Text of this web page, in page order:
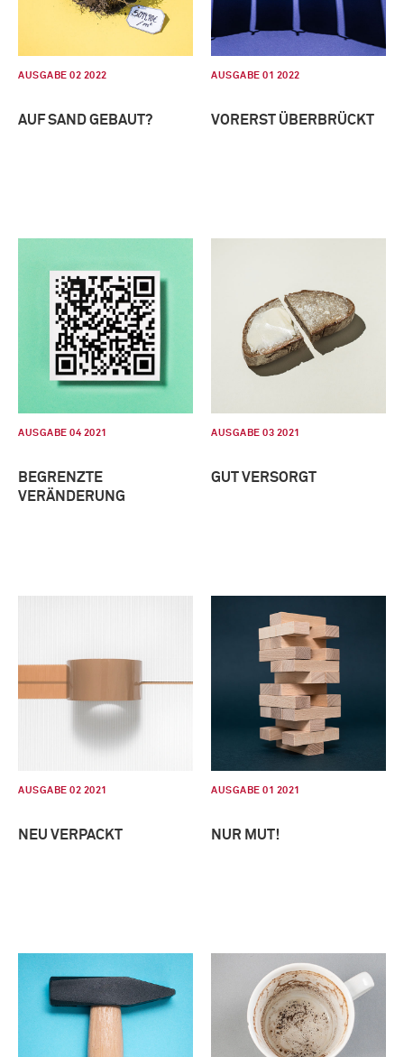
AUSGABE 02 2022
AUF SAND GEBAUT?
AUSGABE 01 2022
VORERST ÜBERBRÜCKT
AUSGABE 04 2021
BEGRENZTE
VERÄNDERUNG
AUSGABE 03 2021
GUT VERSORGT
AUSGABE 02 2021
NEU VERPACKT
AUSGABE 01 2021
NUR MUT!